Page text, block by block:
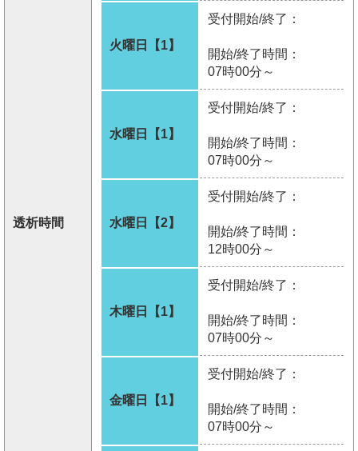
透析時間
火曜日【1】
受付開始/終了：
開始/終了時間：
07時00分～
水曜日【1】
受付開始/終了：
開始/終了時間：
07時00分～
水曜日【2】
受付開始/終了：
開始/終了時間：
12時00分～
木曜日【1】
受付開始/終了：
開始/終了時間：
07時00分～
金曜日【1】
受付開始/終了：
開始/終了時間：
07時00分～